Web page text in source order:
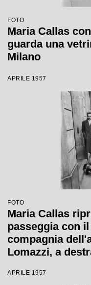
FOTO
Maria Callas
guarda una
Milano
APRILE 1957
FOTO
Maria Callas
passeggia con
compagnia
Lomazzi, a
APRILE 1957